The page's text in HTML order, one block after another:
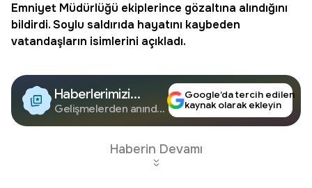
Emniyet Müdürlüğü ekiplerince gözaltına alındığını
bildirdi. Soylu saldırıda hayatını kaybeden
vatandaşların isimlerini açıkladı.
Haberlerimizi
Google'da Takip
Edin
Gelişmelerden anında
Google’da tercih edilen
kaynak olarak ekleyin
Haberin Devamı